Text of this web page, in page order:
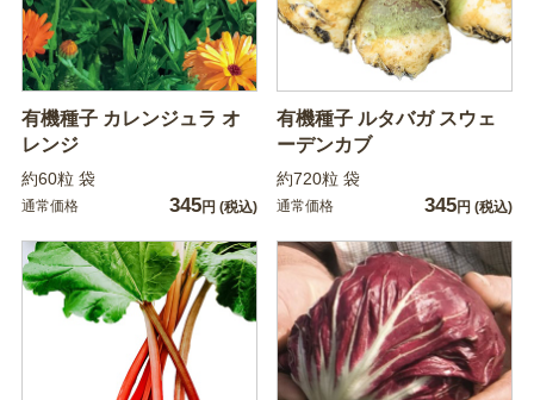
有機種子 カレンジュラ オ
レンジ
約60粒 袋
通常価格 345円 (税込)
有機種子 ルタバガ スウェ
ーデンカブ
約720粒 袋
通常価格 345円 (税込)